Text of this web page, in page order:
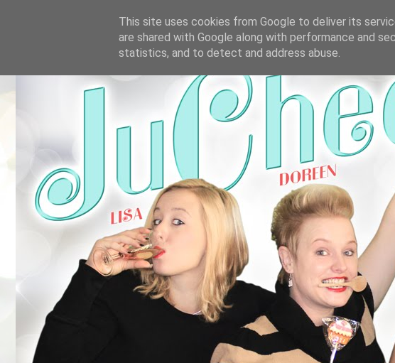
This site uses cookies from Google to deliver its
are shared with Google along with performance and
statistics, and to detect and address abuse.